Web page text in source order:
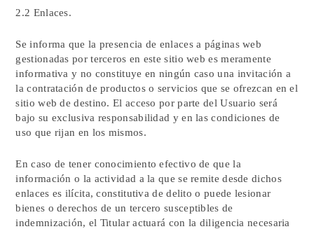
2.2 Enlaces.
Se informa que la presencia de enlaces a páginas web
gestionadas por terceros en este sitio web es meramente
informativa y no constituye en ningún caso una invitación a
la contratación de productos o servicios que se ofrezcan en el
sitio web de destino. El acceso por parte del Usuario será
bajo su exclusiva responsabilidad y en las condiciones de
uso que rijan en los mismos.
En caso de tener conocimiento efectivo de que la
información o la actividad a la que se remite desde dichos
enlaces es ilícita, constitutiva de delito o puede lesionar
bienes o derechos de un tercero susceptibles de
indemnización, el Titular actuará con la diligencia necesaria